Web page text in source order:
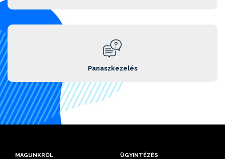
Panaszkezelés
MAGUNKRÓL ÜGYINTÉZÉS